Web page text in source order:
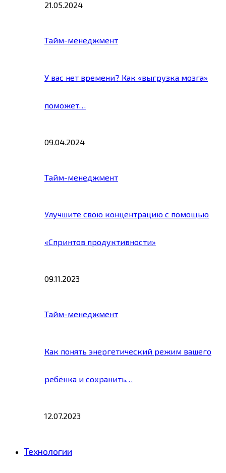
21.05.2024
Тайм-менеджмент
У вас нет времени? Как «выгрузка мозга»
поможет…
09.04.2024
Тайм-менеджмент
Улучшите свою концентрацию с помощью
«Спринтов продуктивности»
09.11.2023
Тайм-менеджмент
Как понять энергетический режим вашего
ребёнка и сохранить…
12.07.2023
Технологии